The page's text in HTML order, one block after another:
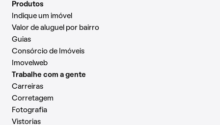
Produtos
Indique um imóvel
Valor de aluguel por bairro
Guias
Consórcio de Imóveis
Imovelweb
Trabalhe com a gente
Carreiras
Corretagem
Fotografia
Vistorias